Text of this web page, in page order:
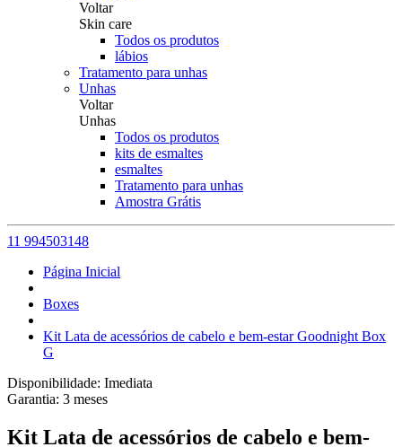
Voltar
Skin care
Todos os produtos
lábios
Tratamento para unhas
Unhas
Voltar
Unhas
Todos os produtos
kits de esmaltes
esmaltes
Tratamento para unhas
Amostra Grátis
11 994503148
Página Inicial
Boxes
Kit Lata de acessórios de cabelo e bem-estar Goodnight Box
G
Disponibilidade: Imediata
Garantia: 3 meses
Kit Lata de acessórios de cabelo e bem-